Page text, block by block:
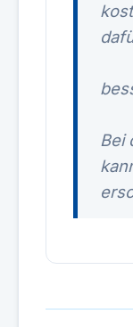
Bei